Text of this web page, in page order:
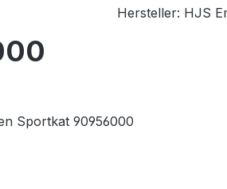
Hersteller: HJS